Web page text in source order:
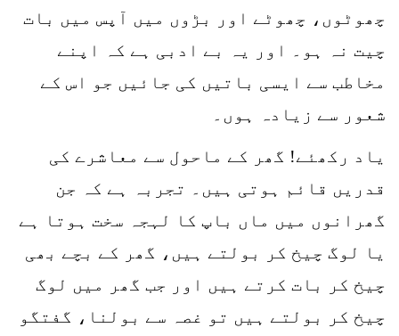
چھوٹوں، چھوٹے اور بڑوں میں آپس میں بات
چیت نہ ہو۔ اور یہ بے ادبی ہے کہ اپنے
مخاطب سے ایسی باتیں کی جائیں جو اس کے
شعور سے زیادہ ہوں۔
یاد رکھئے! گھر کے ماحول سے معاشرے کی
قدریں قائم ہوتی ہیں۔ تجربہ ہے کہ جن
گھرانوں میں ماں باپ کا لہجہ سخت ہوتا ہے
یا لوگ چیخ کر بولتے ہیں، گھر کے بچے بھی
چیخ کر بات کرتے ہیں اور جب گھر میں لوگ
چیخ کر بولتے ہیں تو غصہ سے بولنا، گفتگو